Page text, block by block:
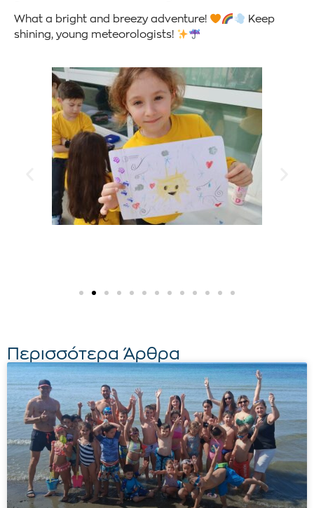
What a bright and breezy adventure!
Keep
shining, young meteorologists!
Περισσότερα Άρθρα